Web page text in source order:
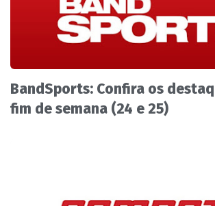
BandSports: Confira os
fim de semana (24 e 25)